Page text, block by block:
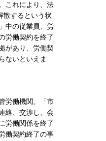
これにより、法
散するという状
中の従業員、労
労働契約を終了
があり、労働契
ないといえま
労働機関、「市
絡、交渉し、会
労働関係を終了
働契約終了の事